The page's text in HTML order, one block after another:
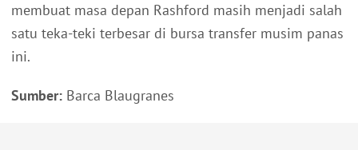
membuat masa depan Rashford masih menjadi salah
satu teka-teki terbesar di bursa transfer musim panas
ini.
Sumber: Barca Blaugranes